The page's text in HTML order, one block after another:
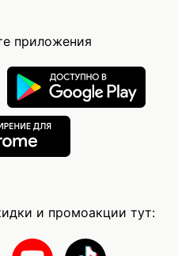
приложения
и промоакции тут: